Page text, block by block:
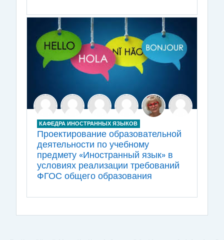
КАФЕДРА ИНОСТРАННЫХ ЯЗЫКОВ
Проектирование образовательной
деятельности по учебному
предмету «Иностранный язык» в
условиях реализации требований
ФГОС общего образования